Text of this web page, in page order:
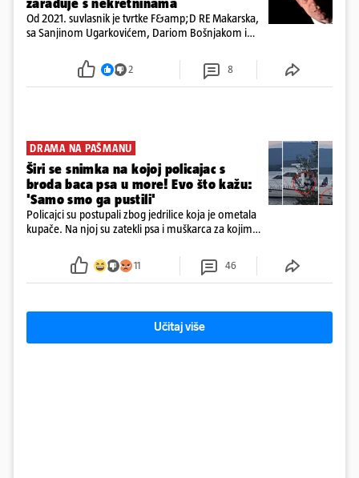
zarađuje s nekretninama
Od 2021. suvlasnik je tvrtke F&amp;D RE Makarska,
sa Sanjinom Ugarkovićem, Dariom Bošnjakom i
poslovanje nekretninama, a od osnutka nema
2 8
DRAMA NA PAŠMANU
Širi se snimka na kojoj policajac s
broda baca psa u more! Evo što kažu:
'Samo smo ga pustili'
Policajci su postupali zbog jedrilice koja je ometala
kupače. Na njoj su zatekli psa i muškarca za kojim
ga uhitili, a psa je preuzeo komunalni redar
11 46
Učitaj više